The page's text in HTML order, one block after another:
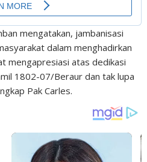
mengatakan, jambanisasi
dalam menghadirkan
mengapresiasi atas dedikasi
1802-07/Beraur dan tak lupa
Pak Carles.